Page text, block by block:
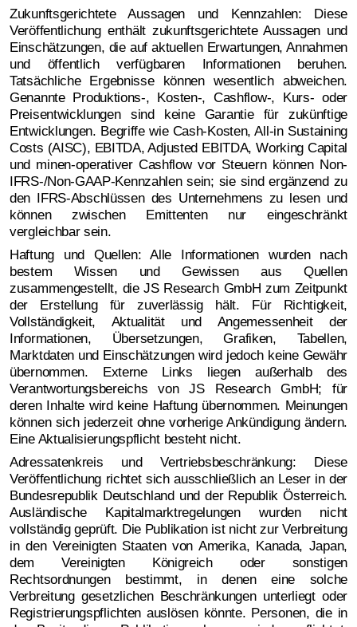
Zukunftsgerichtete Aussagen und Kennzahlen: Diese
Veröffentlichung enthält zukunftsgerichtete Aussagen und
Einschätzungen, die auf aktuellen Erwartungen, Annahmen
und öffentlich verfügbaren Informationen beruhen.
Tatsächliche Ergebnisse können wesentlich abweichen.
Genannte Produktions-, Kosten-, Cashflow-, Kurs- oder
Preisentwicklungen sind keine Garantie für zukünftige
Entwicklungen. Begriffe wie Cash-Kosten, All-in Sustaining
Costs (AISC), EBITDA, Adjusted EBITDA, Working Capital
und minen-operativer Cashflow vor Steuern können Non-
IFRS-/Non-GAAP-Kennzahlen sein; sie sind ergänzend zu
den IFRS-Abschlüssen des Unternehmens zu lesen und
können zwischen Emittenten nur eingeschränkt
vergleichbar sein.
Haftung und Quellen: Alle Informationen wurden nach
bestem Wissen und Gewissen aus Quellen
zusammengestellt, die JS Research GmbH zum Zeitpunkt
der Erstellung für zuverlässig hält. Für Richtigkeit,
Vollständigkeit, Aktualität und Angemessenheit der
Informationen, Übersetzungen, Grafiken, Tabellen,
Marktdaten und Einschätzungen wird jedoch keine Gewähr
übernommen. Externe Links liegen außerhalb des
Verantwortungsbereichs von JS Research GmbH; für
deren Inhalte wird keine Haftung übernommen. Meinungen
können sich jederzeit ohne vorherige Ankündigung ändern.
Eine Aktualisierungspflicht besteht nicht.
Adressatenkreis und Vertriebsbeschränkung: Diese
Veröffentlichung richtet sich ausschließlich an Leser in der
Bundesrepublik Deutschland und der Republik Österreich.
Ausländische Kapitalmarktregelungen wurden nicht
vollständig geprüft. Die Publikation ist nicht zur Verbreitung
in den Vereinigten Staaten von Amerika, Kanada, Japan,
dem Vereinigten Königreich oder sonstigen
Rechtsordnungen bestimmt, in denen eine solche
Verbreitung gesetzlichen Beschränkungen unterliegt oder
Registrierungspflichten auslösen könnte. Personen, die in